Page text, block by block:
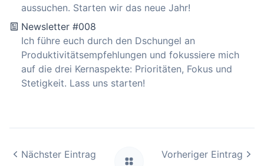
aussuchen. Starten wir das neue Jahr!
Newsletter #008
Ich führe euch durch den Dschungel an
Produktivitätsempfehlungen und fokussiere mich
auf die drei Kernaspekte: Prioritäten, Fokus und
Stetigkeit. Lass uns starten!
Nächster Eintrag Vorheriger Eintrag